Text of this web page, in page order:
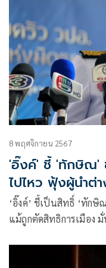
จุดยืนผ่านเฟซบุ๊กส่วนตัว
8 พฤศจิกายน 2567
'อิ๊งค์' ชี้ 'ทักษิณ'
ไปไหว ฟุ้งผู้นำต่
‘อิ๊งค์’ ชี้เป็นสิทธิ์ ‘ทักษิ
แม้ถูกตัดสิทธิการเมือง